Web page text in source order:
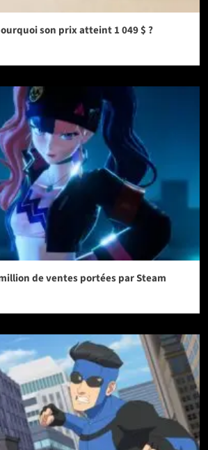
son prix atteint 1 049 $ ?
de ventes portées par Steam